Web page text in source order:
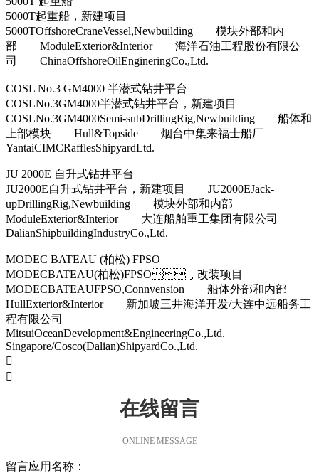
5000T起重船，新建项目
5000TOffshoreCraneVessel,Newbuilding 模块外部和内
部 ModuleExterior&Interior 海洋石油工程股份有限公
司 ChinaOffshoreOilEngineringCo.,Ltd.
COSL No.3 GM4000 半潜式钻井平台
COSLNo.3GM4000半潜式钻井平台，新建项目
COSLNo.3GM4000Semi-subDrillingRig,Newbuilding 船体和
上部模块 Hull&Topside 烟台中集来福士船厂
YantaiCIMCRafflesShipyardLtd.
JU 2000E 自升式钻井平台
JU2000E自升式钻井平台，新建项目 JU2000EJack-
upDrillingRig,Newbuilding 模块外部和内部
ModuleExterior&Interior 大连船舶重工集团有限公司
DalianShipbuildingIndustryCo.,Ltd.
MODEC BATEAU (柏松) FPSO
MODECBATEAU(柏松)FPSO，改装项目
MODECBATEAUFPSO,Connvension 船体外部和内部
HullExterior&Interior 新加坡三井海洋开发/大连中远船务工
程有限公司
MitsuiOceanDevelopment&EngineeringCo.,Ltd.
Singapore/Cosco(Dalian)ShipyardCo.,Ltd.


在线留言
ONLINE MESSAGE
留言应用名称：